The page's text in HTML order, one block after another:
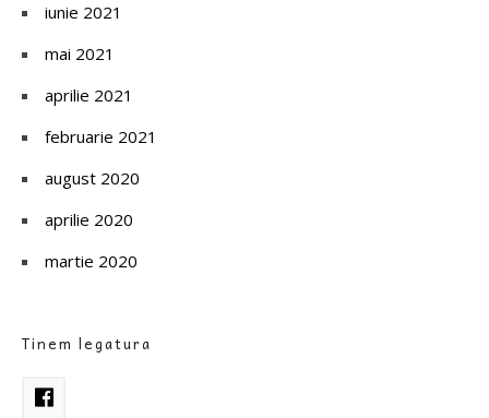
iunie 2021
mai 2021
aprilie 2021
februarie 2021
august 2020
aprilie 2020
martie 2020
Tinem legatura